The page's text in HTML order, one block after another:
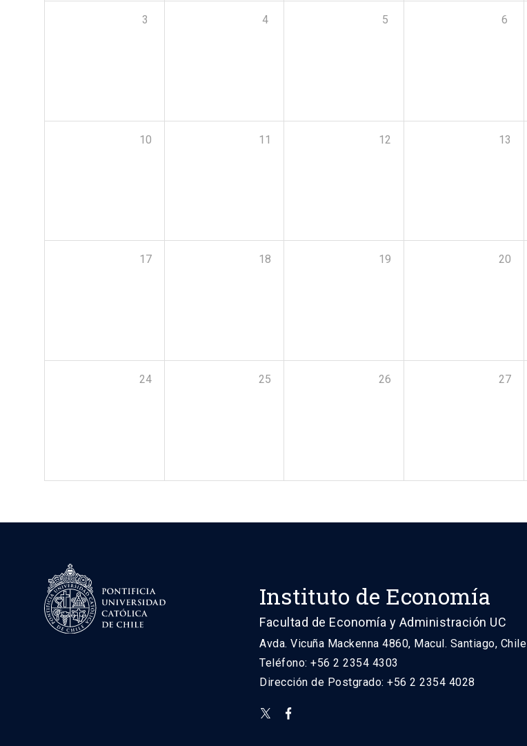
3 4 5 6
10 11 12 13
17 18 19 20
24 25 26 27
Instituto de Economía
Facultad de Economía y Administración UC
Avda. Vicuña Mackenna 4860, Macul. Santiago, Chile
Teléfono: +56 2 2354 4303
Dirección de Postgrado: +56 2 2354 4028